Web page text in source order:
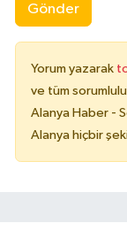
Gönder
Yorum yazarak
ve tüm
Alanya Haber -
Alanya hiçbir